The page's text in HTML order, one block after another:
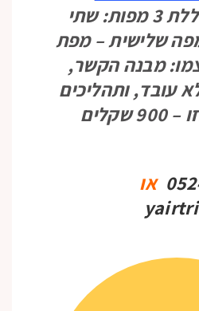
הכוללת 3 מפות: שתי
שלישית – מפת
מבנה הקשר,
עובד, ותהליכים
או